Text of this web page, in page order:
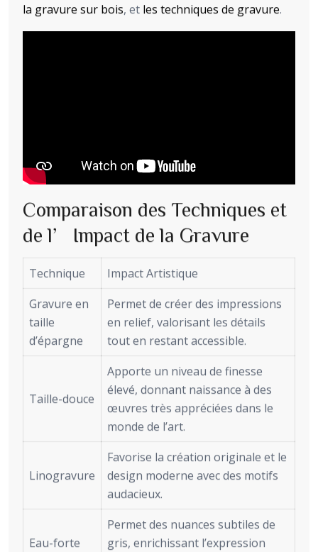
la gravure sur bois, et les techniques de gravure.
Comparaison des Techniques et
de l’Impact de la Gravure
Technique
Impact Artistique
Gravure en
taille
d’épargne
Permet de créer des impressions
en relief, valorisant les détails
tout en restant accessible.
Taille-douce
Apporte un niveau de finesse
élevé, donnant naissance à des
œuvres très appréciées dans le
monde de l’art.
Linogravure
Favorise la création originale et le
design moderne avec des motifs
audacieux.
Eau-forte
Permet des nuances subtiles de
gris, enrichissant l’expression